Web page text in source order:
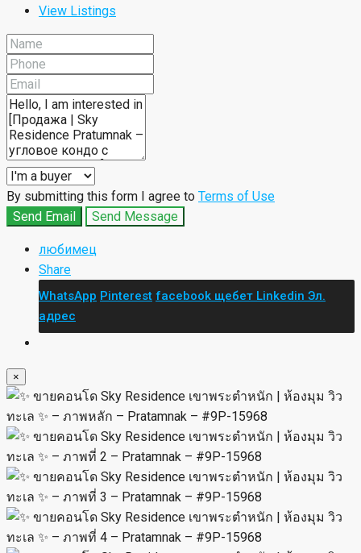
View Listings
By submitting this form I agree to Terms of Use
Send Email
Send Message
любимец
Share
WhatsApp Pinterest facebook щебет Linkedin Эл.
адрес
×